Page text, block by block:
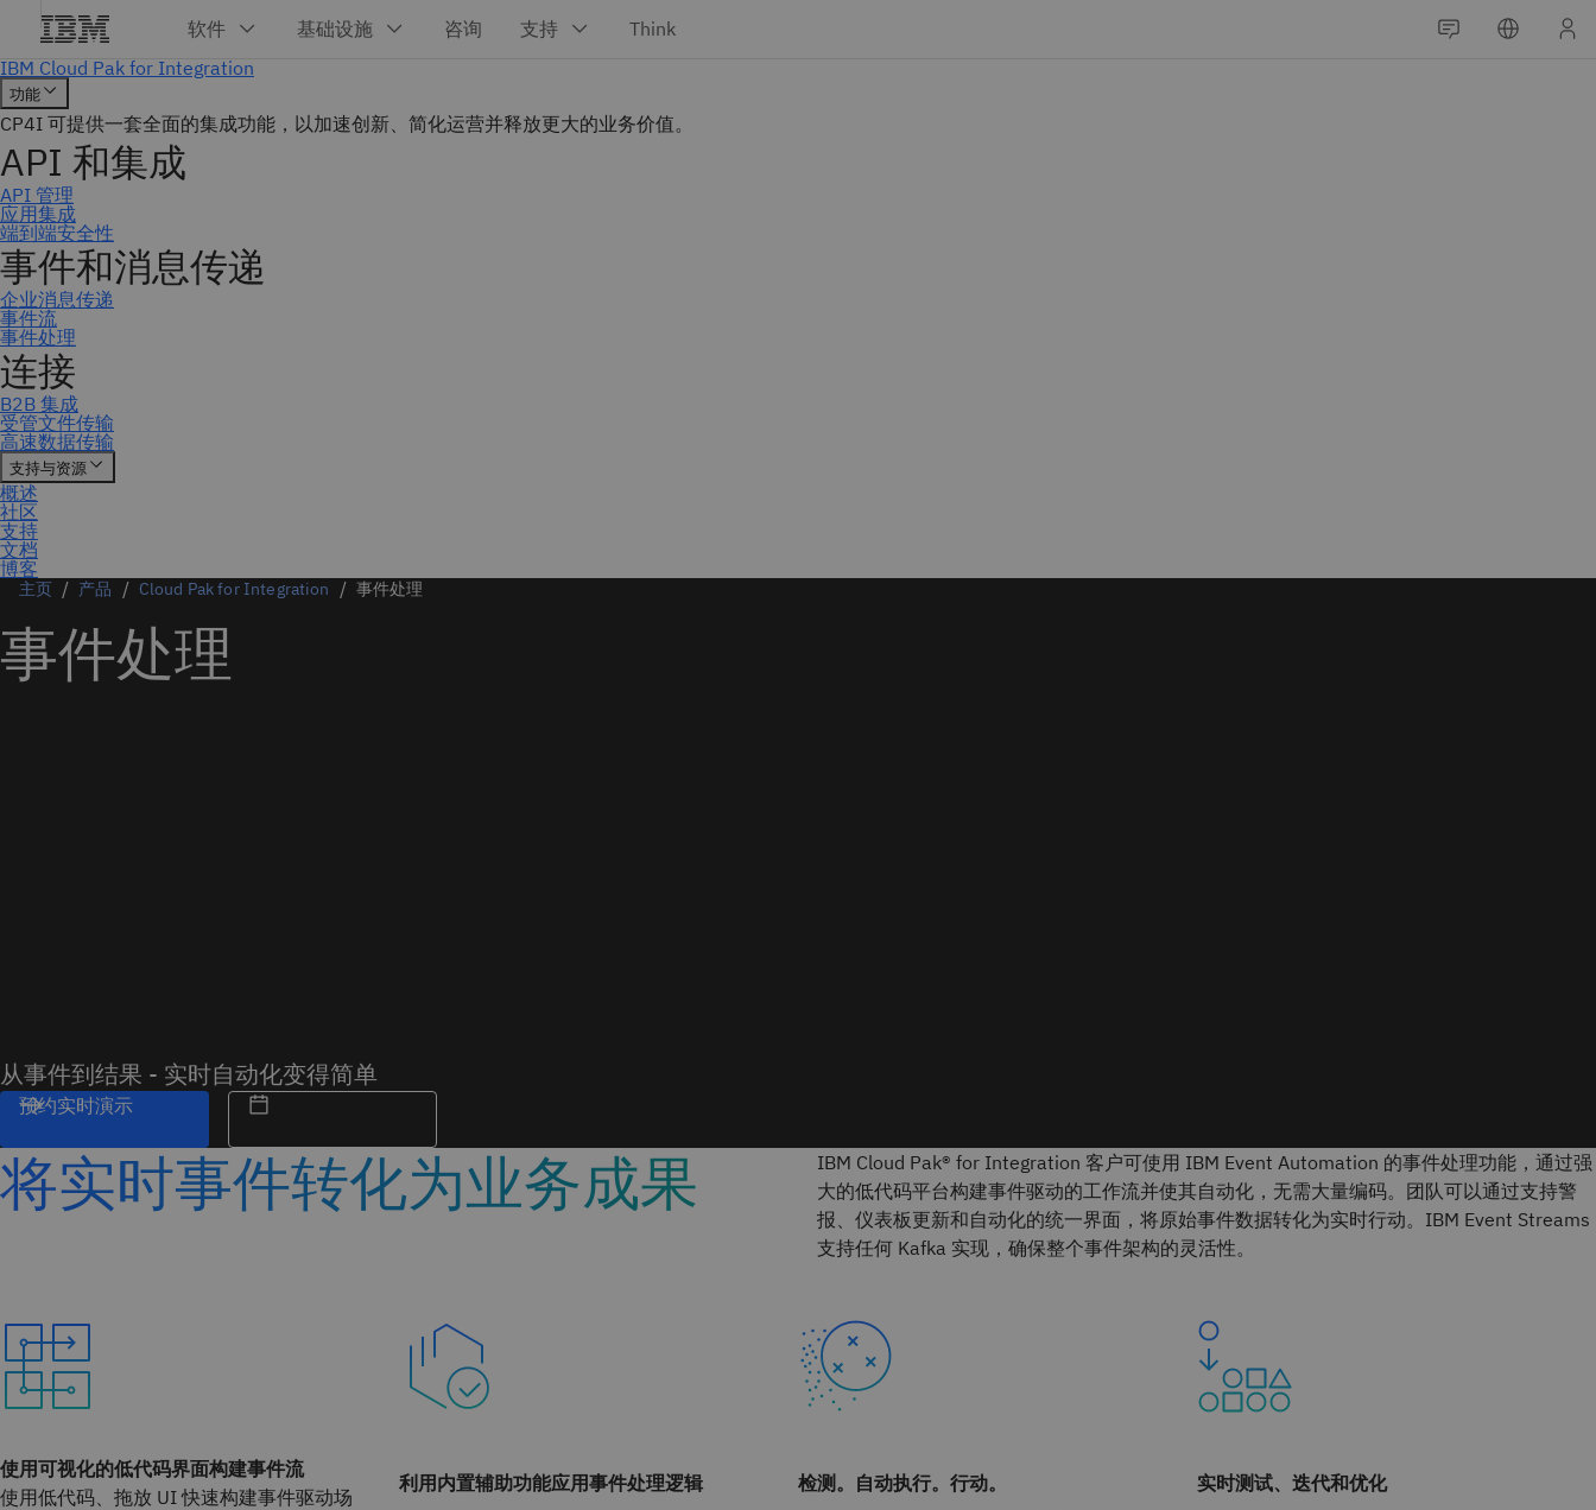
主页 产品 Cloud Pak for Integration 事件处理
事件处理
从事件到结果 - 实时自动化变得简单
预约实时演示
将实时事件转化为业务成果 IBM Cloud Pak® for Integration 客户可使用 IBM Event Automation 的事件处理功能，通过强
大的低代码平台构建事件驱动的工作流并使其自动化，无需大量编码。团队可以通过支持警
报、仪表板更新和自动化的统一界面，将原始事件数据转化为实时行动。IBM Event Streams
支持任何 Kafka 实现，确保整个事件架构的灵活性。
使用可视化的低代码界面构建事件流
使用低代码、拖放 UI 快速构建事件驱动场
利用内置辅助功能应用事件处理逻辑
检测。自动执行。行动。
实时测试、迭代和优化